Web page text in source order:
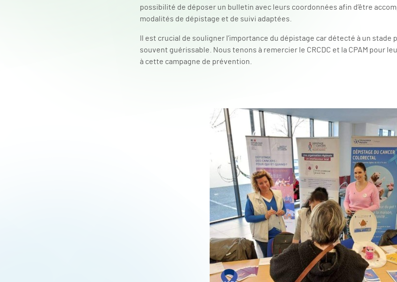
possibilité de déposer un bulletin avec leurs coordonnées afin d’être
modalités de dépistage et de suivi adaptées.
Il est crucial de souligner l’importance du dépistage car détecté à un
souvent guérissable. Nous tenons à remercier le CRCDC et la CPAM pour
à cette campagne de prévention.